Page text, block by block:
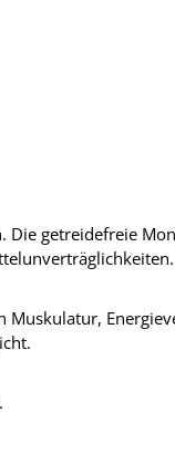
getreidefreie